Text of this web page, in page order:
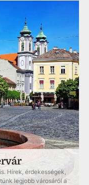
Hírek, érdekességek,
legjobb városáról a